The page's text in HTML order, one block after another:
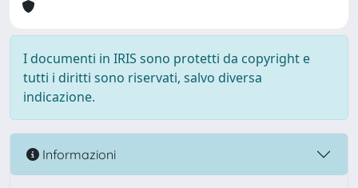
I documenti in IRIS sono protetti da copyright e
tutti i diritti sono riservati, salvo diversa
indicazione.
Informazioni